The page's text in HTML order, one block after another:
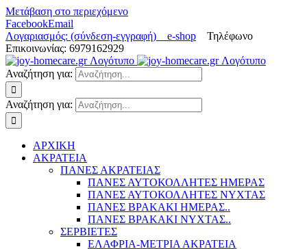
Μετάβαση στο περιεχόμενο
FacebookEmail
Λογαριασμός: (σύνδεση-εγγραφή) e-shop Τηλέφωνο
Επικοινωνίας: 6979162929
Αναζήτηση για:
Αναζήτηση για:
ΑΡΧΙΚΗ
ΑΚΡΑΤΕΙΑ
ΠΑΝΕΣ ΑΚΡΑΤΕΙΑΣ
ΠΑΝΕΣ ΑΥΤΟΚΟΛΛΗΤΕΣ ΗΜΕΡΑΣ
ΠΑΝΕΣ ΑΥΤΟΚΟΛΛΗΤΕΣ ΝΥΧΤΑΣ
ΠΑΝΕΣ ΒΡΑΚΑΚΙ ΗΜΕΡΑΣ..
ΠΑΝΕΣ ΒΡΑΚΑΚΙ ΝΥΧΤΑΣ..
ΣΕΡΒΙΕΤΕΣ
ΕΛΑΦΡΙΑ-ΜΕΤΡΙΑ ΑΚΡΑΤΕΙΑ